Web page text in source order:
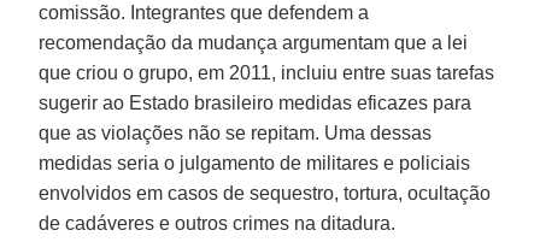
comissão. Integrantes que defendem a
recomendação da mudança argumentam que a lei
que criou o grupo, em 2011, incluiu entre suas tarefas
sugerir ao Estado brasileiro medidas eficazes para
que as violações não se repitam. Uma dessas
medidas seria o julgamento de militares e policiais
envolvidos em casos de sequestro, tortura, ocultação
de cadáveres e outros crimes na ditadura.